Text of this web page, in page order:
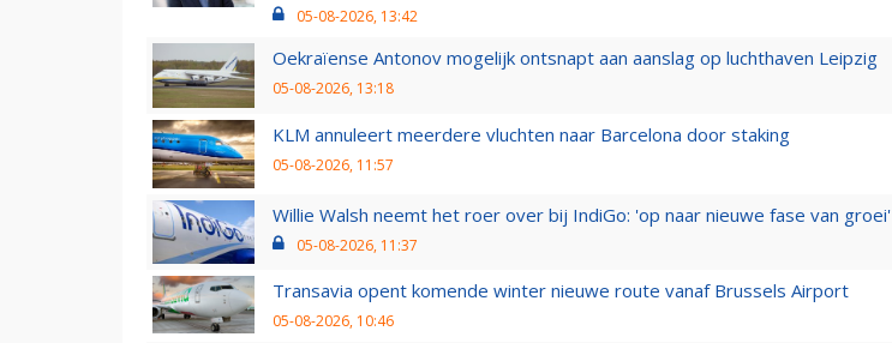
05-08-2026, 13:42
Oekraïense Antonov mogelijk ontsnapt aan aanslag op luchthaven Leipzig
05-08-2026, 13:18
KLM annuleert meerdere vluchten naar Barcelona door staking
05-08-2026, 11:57
Willie Walsh neemt het roer over bij IndiGo: 'op naar nieuwe fase van groei'
05-08-2026, 11:37
Transavia opent komende winter nieuwe route vanaf Brussels Airport
05-08-2026, 10:46